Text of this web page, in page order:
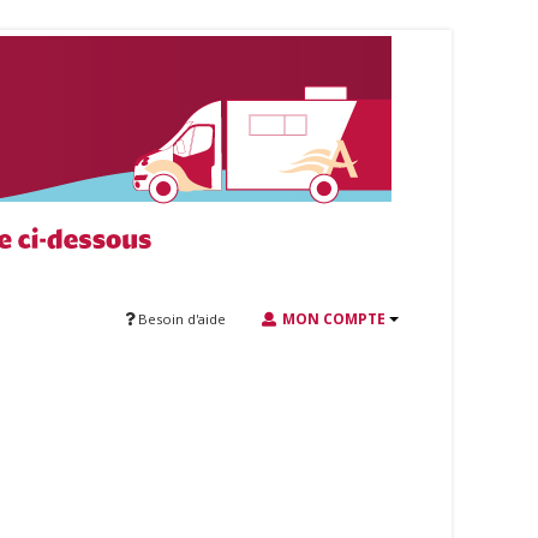
Besoin d'aide MON COMPTE